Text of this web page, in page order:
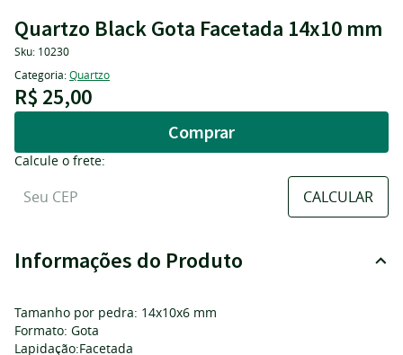
Quartzo Black Gota Facetada 14x10 mm
Sku: 10230
Categoria:Quartzo
R$ 25,00
Comprar
Calcule o frete:
Informações do Produto
Tamanho por pedra: 14x10x6 mm
Formato: Gota
Lapidação:Facetada